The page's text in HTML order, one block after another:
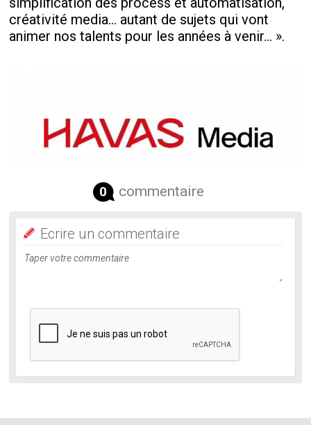
créativité media… autant de sujets qui vont
animer nos talents pour les années à venir... ».
0 commentaire
Ecrire un commentaire